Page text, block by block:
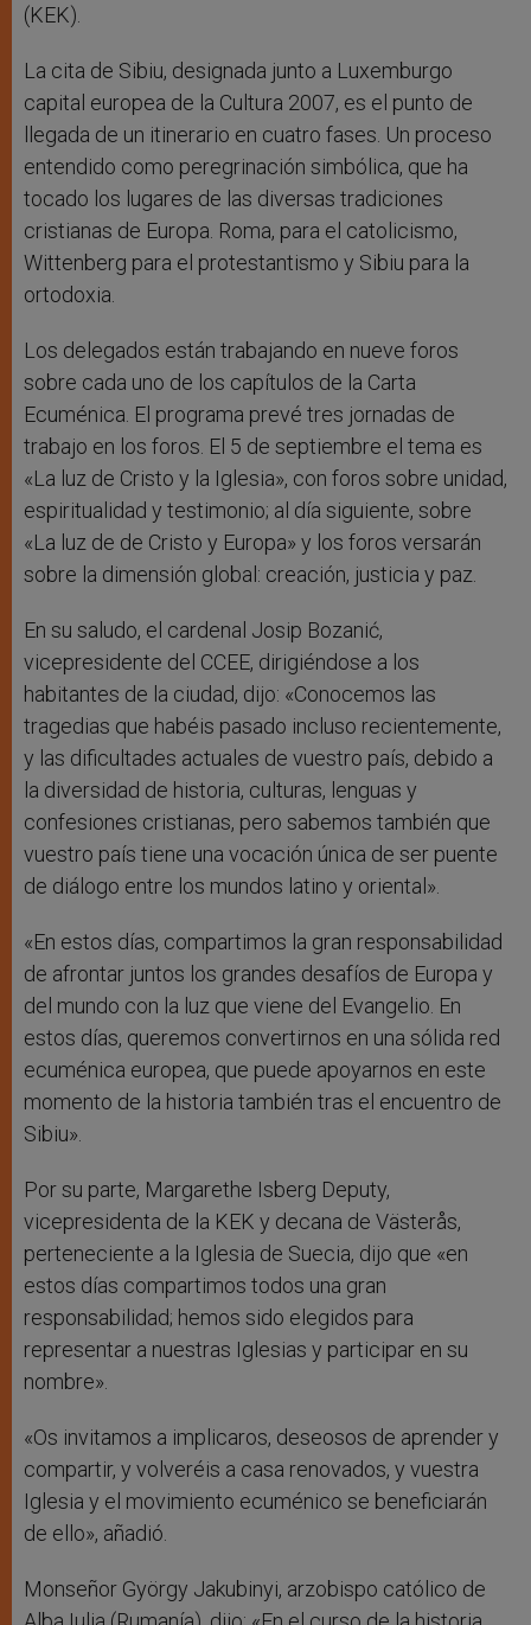
(KEK).
La cita de Sibiu, designada junto a Luxemburgo
capital europea de la Cultura 2007, es el punto de
llegada de un itinerario en cuatro fases. Un proceso
entendido como peregrinación simbólica, que ha
tocado los lugares de las diversas tradiciones
cristianas de Europa. Roma, para el catolicismo,
Wittenberg para el protestantismo y Sibiu para la
ortodoxia.
Los delegados están trabajando en nueve foros
sobre cada uno de los capítulos de la Carta
Ecuménica. El programa prevé tres jornadas de
trabajo en los foros. El 5 de septiembre el tema es
«La luz de Cristo y la Iglesia», con foros sobre unidad,
espiritualidad y testimonio; al día siguiente, sobre
«La luz de de Cristo y Europa» y los foros versarán
sobre la dimensión global: creación, justicia y paz.
En su saludo, el cardenal Josip Bozanić,
vicepresidente del CCEE, dirigiéndose a los
habitantes de la ciudad, dijo: «Conocemos las
tragedias que habéis pasado incluso recientemente,
y las dificultades actuales de vuestro país, debido a
la diversidad de historia, culturas, lenguas y
confesiones cristianas, pero sabemos también que
vuestro país tiene una vocación única de ser puente
de diálogo entre los mundos latino y oriental».
«En estos días, compartimos la gran responsabilidad
de afrontar juntos los grandes desafíos de Europa y
del mundo con la luz que viene del Evangelio. En
estos días, queremos convertirnos en una sólida red
ecuménica europea, que puede apoyarnos en este
momento de la historia también tras el encuentro de
Sibiu».
Por su parte, Margarethe Isberg Deputy,
vicepresidenta de la KEK y decana de Västerås,
perteneciente a la Iglesia de Suecia, dijo que «en
estos días compartimos todos una gran
responsabilidad; hemos sido elegidos para
representar a nuestras Iglesias y participar en su
nombre».
«Os invitamos a implicaros, deseosos de aprender y
compartir, y volveréis a casa renovados, y vuestra
Iglesia y el movimiento ecuménico se beneficiarán
de ello», añadió.
Monseñor György Jakubinyi, arzobispo católico de